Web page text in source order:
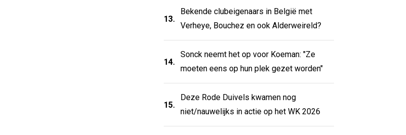
13.
Bekende clubeigenaars in België met
Verheye, Bouchez en ook Alderweireld?
14.
Sonck neemt het op voor Koeman: "Ze
moeten eens op hun plek gezet worden"
15.
Deze Rode Duivels kwamen nog
niet/nauwelijks in actie op het WK 2026